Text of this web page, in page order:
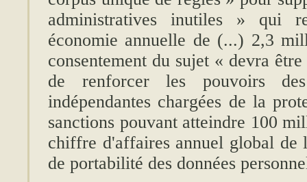
administratives inutiles » qui
économie annuelle de (...) 2,3
consentement du sujet « devra
de renforcer les pouvoirs
indépendantes chargées de la
sanctions pouvant atteindre 100
chiffre d'affaires annuel global de
de portabilité des données